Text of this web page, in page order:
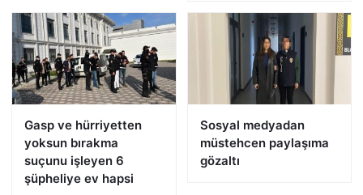
Gasp ve hürriyetten
yoksun bırakma
suçunu işleyen 6
şüpheliye ev hapsi
Sosyal medyadan
müstehcen paylaşıma
gözaltı